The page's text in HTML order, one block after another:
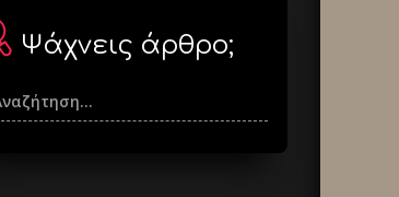
Ψάχνεις άρθρο;